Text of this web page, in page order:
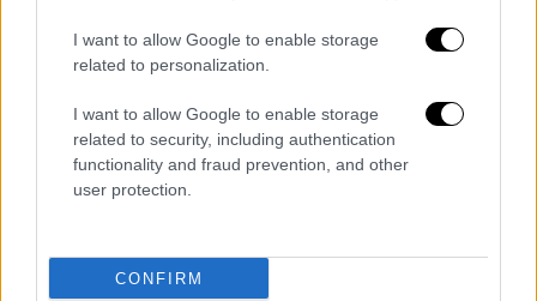
I want to allow Google to enable storage
related to personalization.
I want to allow Google to enable storage
related to security, including authentication
functionality and fraud prevention, and other
user protection.
CONFIRM